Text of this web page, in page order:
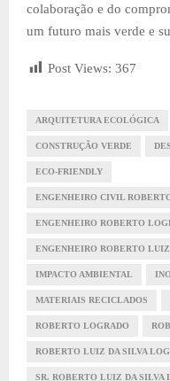
colaboração e do
um futuro mais verde e
Post Views: 367
ARQUITETURA ECOLÓGICA
CONSTRUÇÃO VERDE
ECO-FRIENDLY
ENGENHEIRO CIVIL
ENGENHEIRO ROBERTO
ENGENHEIRO ROBERTO
IMPACTO AMBIENTAL
MATERIAIS RECICLADOS
ROBERTO LOGRADO
ROBERTO LUIZ DA SILVA
SR. ROBERTO LUIZ DA SILVA